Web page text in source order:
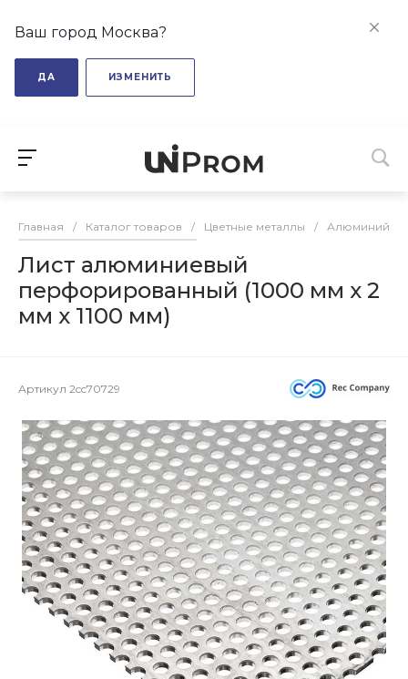
Ваш город Москва?
ДА ИЗМЕНИТЬ
Главная / Каталог товаров / Цветные металлы / Алюминий
Лист алюминиевый
перфорированный (1000 мм х 2
мм х 1100 мм)
Артикул 2cc70729